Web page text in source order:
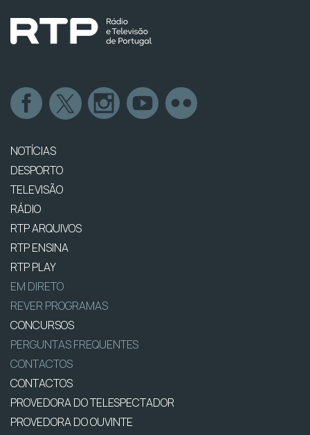
NOTÍCIAS
DESPORTO
TELEVISÃO
RÁDIO
RTP ARQUIVOS
RTP ENSINA
RTP PLAY
EM DIRETO
REVER PROGRAMAS
CONCURSOS
PERGUNTAS FREQUENTES
CONTACTOS
CONTACTOS
PROVEDORA DO TELESPECTADOR
PROVEDORA DO OUVINTE